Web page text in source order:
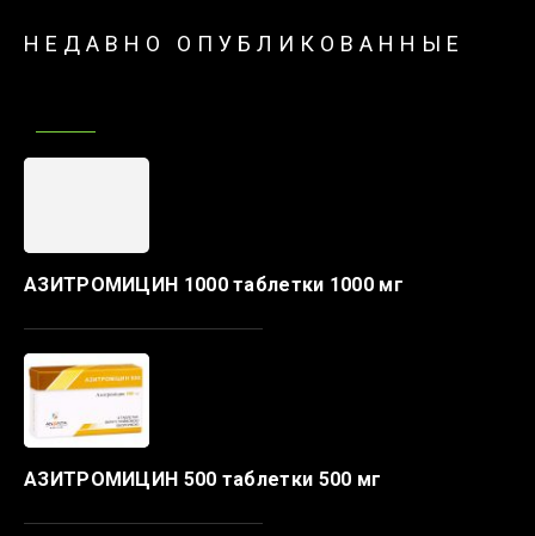
НЕДАВНО ОПУБЛИКОВАННЫЕ
АЗИТРОМИЦИН 1000 таблетки 1000 мг
АЗИТРОМИЦИН 500 таблетки 500 мг